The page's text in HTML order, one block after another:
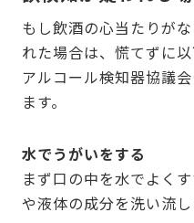
もし飲酒の心当たりが
れた場合は、慌てずに
アルコール検知器協議
ます。
水でうがいをする
まず口の中を水でよく
や液体の成分を洗い流し